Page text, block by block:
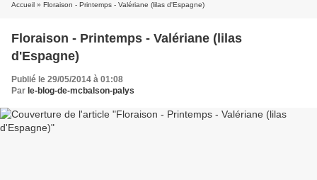
Accueil » Floraison - Printemps - Valériane (lilas d'Espagne)
Floraison - Printemps - Valériane (lilas
d'Espagne)
Publié le 29/05/2014 à 01:08
Par le-blog-de-mcbalson-palys